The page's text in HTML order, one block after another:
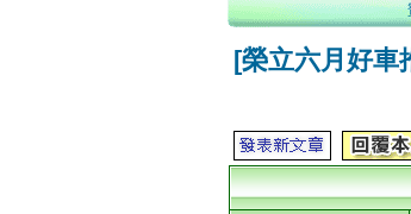
[榮立六月好車